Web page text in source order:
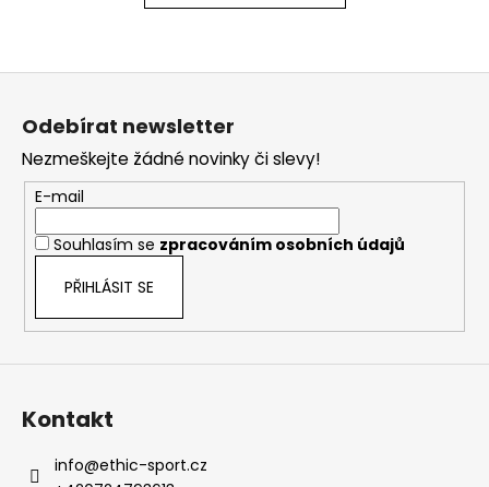
Z
Odebírat newsletter
Nezmeškejte žádné novinky či slevy!
E-mail
Souhlasím se zpracováním osobních údajů
PŘIHLÁSIT SE
Kontakt
info@ethic-sport.cz